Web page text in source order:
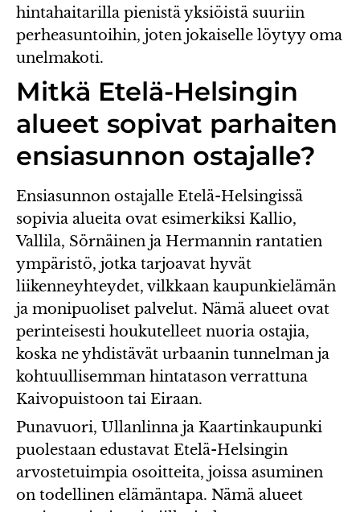
hintahaitarilla pienistä yksiöistä suuriin
perheasuntoihin, joten jokaiselle löytyy oma
unelmakoti.
Mitkä Etelä-Helsingin
alueet sopivat parhaiten
ensiasunnon ostajalle?
Ensiasunnon ostajalle Etelä-Helsingissä
sopivia alueita ovat esimerkiksi Kallio,
Vallila, Sörnäinen ja Hermannin rantatien
ympäristö, jotka tarjoavat hyvät
liikenneyhteydet, vilkkaan kaupunkielämän
ja monipuoliset palvelut. Nämä alueet ovat
perinteisesti houkutelleet nuoria ostajia,
koska ne yhdistävät urbaanin tunnelman ja
kohtuullisemman hintatason verrattuna
Kaivopuistoon tai Eiraan.
Punavuori, Ullanlinna ja Kaartinkaupunki
puolestaan edustavat Etelä-Helsingin
arvostetuimpia osoitteita, joissa asuminen
on todellinen elämäntapa. Nämä alueet